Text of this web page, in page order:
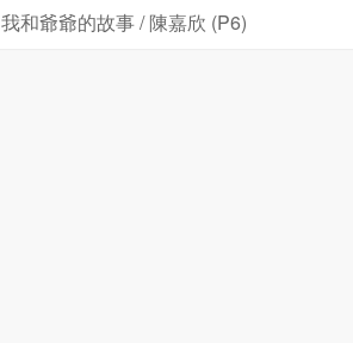
我和爺爺的故事 / 陳嘉欣 (P6)